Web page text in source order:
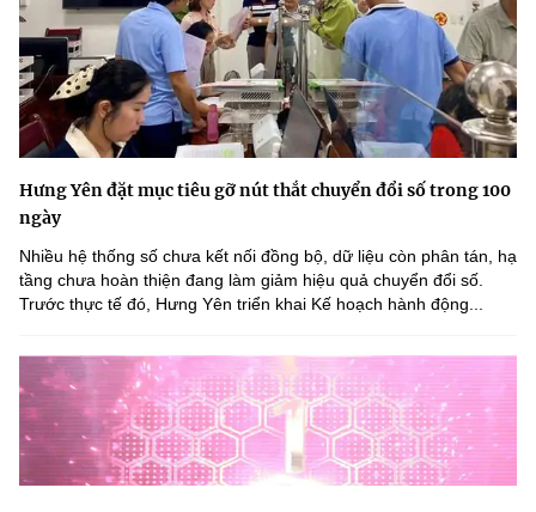
Hưng Yên đặt mục tiêu gỡ nút thắt chuyển đổi số trong 100
ngày
Nhiều hệ thống số chưa kết nối đồng bộ, dữ liệu còn phân tán, hạ
tầng chưa hoàn thiện đang làm giảm hiệu quả chuyển đổi số.
Trước thực tế đó, Hưng Yên triển khai Kế hoạch hành động...